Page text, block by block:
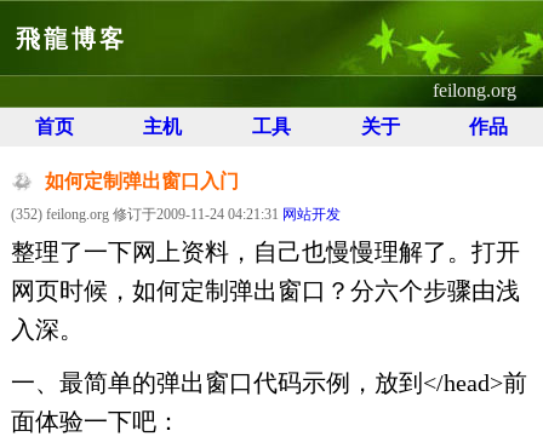
飛龍博客
feilong.org
首页
主机 工具 关于 作品
如何定制弹出窗口入门
(352) feilong.org 修订于2009-11-24 04:21:31 网站开发
整理了一下网上资料，自己也慢慢理解了。打开
网页时候，如何定制弹出窗口？分六个步骤由浅
入深。
一、最简单的弹出窗口代码示例，放到</head>前
面体验一下吧：